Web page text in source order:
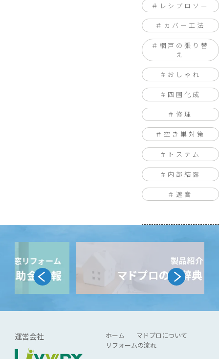
レシプロソー
カバー工法
網戸の張り替
え
おしゃれ
四国化成
修理
空き巣対策
トステム
内部結露
遮音
運営会社 ホーム
マドプロについて
リフォームの流れ